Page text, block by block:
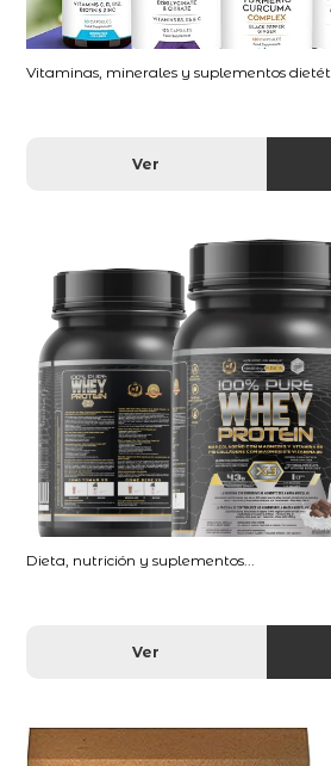
Vitaminas, minerales y suplementos
Ver
Dieta, nutrición y suplementos...
Ver